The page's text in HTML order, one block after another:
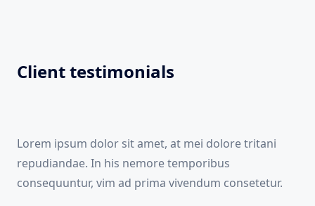
Client testimonials
Lorem ipsum dolor sit amet, at mei dolore tritani
repudiandae. In his nemore temporibus
consequuntur, vim ad prima vivendum consetetur.